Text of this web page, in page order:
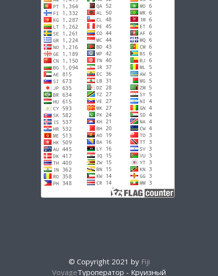
© Copyright 2021 by Fiji
VoyageТуроператор - Круизный